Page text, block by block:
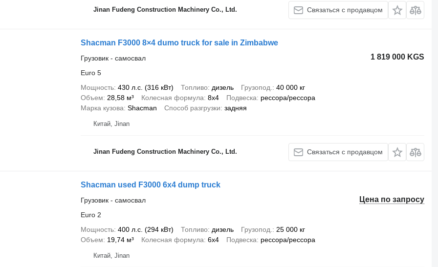
Jinan Fudeng Construction Machinery Co., Ltd. Связаться с продавцом
Shacman F3000 8×4 dumo truck for sale in Zimbabwe
1 819 000 KGS
Грузовик - самосвал
Euro 5
Мощность 430 л.с. (316 кВт) Топливо дизель Грузопод.
40 000 кг
Объем
28,58 м³ Колесная формула 8x4 Подвеска
рессора/рессора
Марка кузова Shacman Способ разгрузки задняя
Китай, Jinan
Jinan Fudeng Construction Machinery Co., Ltd. Связаться с продавцом
Shacman used F3000 6x4 dump truck
Цена по запросу
Грузовик - самосвал
Euro 2
Мощность 400 л.с. (294 кВт) Топливо дизель Грузопод.
25 000 кг
Объем
19,74 м³ Колесная формула 6x4 Подвеска рессора/рессора
Китай, Jinan